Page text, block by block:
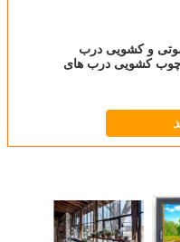
و کشویی درب
کشویی درب های